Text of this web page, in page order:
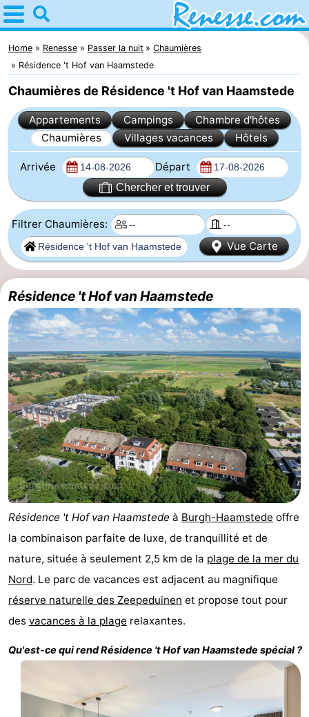
Home
Renesse
Astuces
Avec
enfants
Passer
nuit
Appartements
Port
Greve
-
Zeeuwse
Kust
Campings
Chambre
d'hôtes
Chaumières
-
Buitenheem
-
De
Oase
-
Duinoord
-
Ginsterveld
-
Julianahoeve
-
Livingstone
-
Port
Greve
-
Port
-
Haamstede
Résidence
Schouwen
Home Renesse Passer la nuit
Chaumières
Résidence 't Hof van Haamstede
Chaumières de Résidence 't Hof van Haamstede
Appartements Campings
Chambre d'hôtes
Chaumières
Villages vacances Hôtels
Arrivée Départ
Chercher et trouver
Filtrer Chaumières:
Vue Carte
Résidence 't Hof van Haamstede
Résidence 't Hof van Haamstede à Burgh-Haamstede offre
la combinaison parfaite de luxe, de tranquillité et de
nature, située à seulement 2,5 km de la plage de la mer du
Nord. Le parc de vacances est adjacent au magnifique
réserve naturelle des Zeepeduinen et propose tout pour
des vacances à la plage relaxantes.
Qu'est-ce qui rendRésidence 't Hof van Haamstede spécial ?